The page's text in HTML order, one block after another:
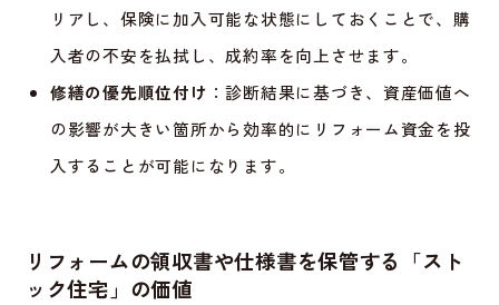
リアし、保険に加入可能な状態にしておくことで、購
入者の不安を払拭し、成約率を向上させます。
修繕の優先順位付け ：診断結果に基づき、資産価値へ
の影響が大きい箇所から効率的にリフォーム資金を投
入することが可能になります。
リフォームの領収書や仕様書を保管する「スト
ック住宅」の価値